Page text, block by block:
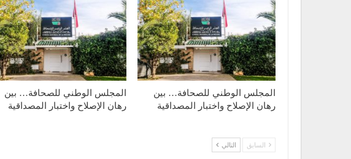
المجلس الوطني للصحافة… بين
رهان الإصلاح واختبار المصداقية
المجلس الوطني للصحافة… بين
رهان الإصلاح واختبار المصداقية
السابق التالي